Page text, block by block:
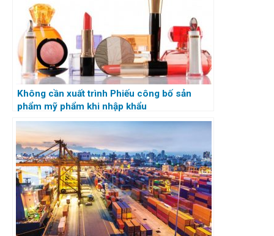
Không cần xuất trình Phiếu công bố sản
phẩm mỹ phẩm khi nhập khẩu